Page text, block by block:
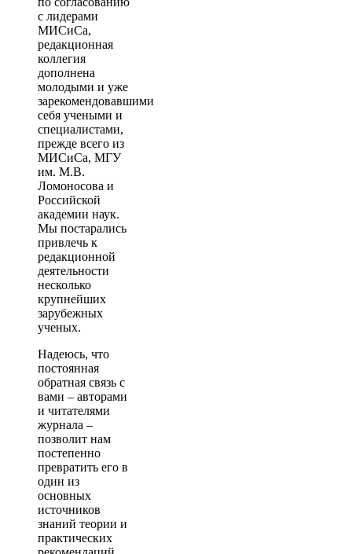
с лидерами
МИСиСа,
редакционная
коллегия
дополнена
молодыми и уже
зарекомендовавшими
себя учеными и
специалистами,
прежде всего из
МИСиСа, МГУ
им. М.В.
Ломоносова и
Российской
академии наук.
Мы постарались
привлечь к
редакционной
деятельности
несколько
крупнейших
зарубежных
ученых.
Надеюсь, что
постоянная
обратная связь с
вами – авторами
и читателями
журнала –
позволит нам
постепенно
превратить его в
один из
основных
источников
знаний теории и
практических